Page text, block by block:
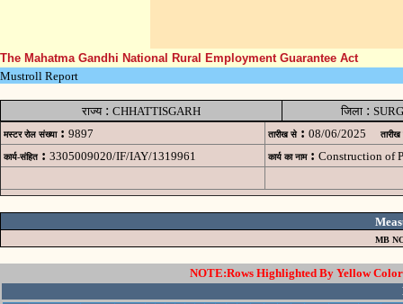
The Mahatma Gandhi National Rural Employment Guarantee Act
Mustroll Report
राज्य: CHHATTISGARH जिला :
मस्टर रोल संख्या : 9897 तारीख से : 08/06/2025 तारीख
कार्य-संहित : 3305009020/IF/IAY/1319961 कार्य का नाम : Construction of
MB
NOTE:Rows Highlighted By Yellow